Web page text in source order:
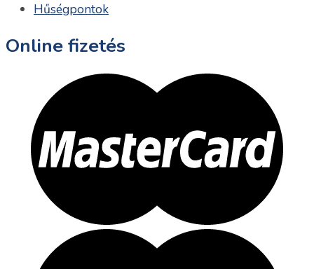
Hűségpontok
Online fizetés